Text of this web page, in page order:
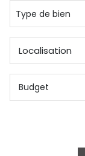
Type de bien
Localisation
Budget